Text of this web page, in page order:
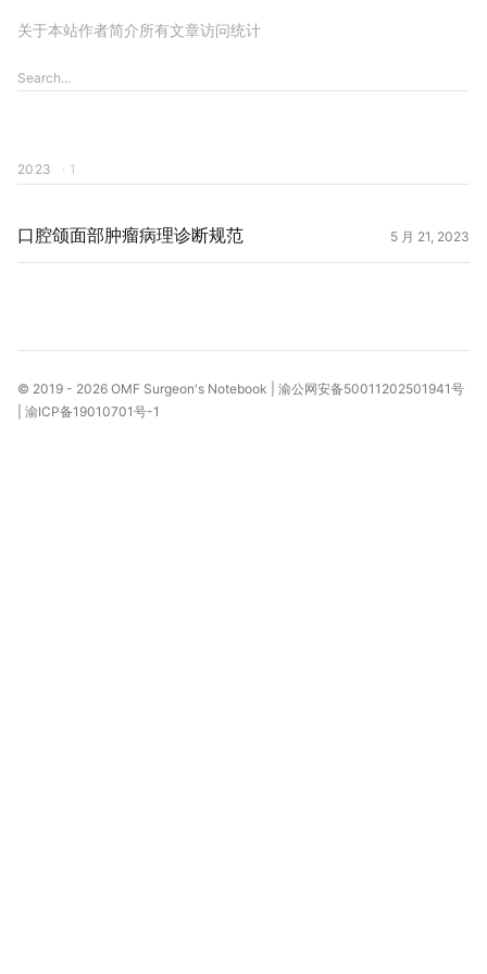
关于本站作者简介所有文章访问统计
2023 · 1
口腔颌面部肿瘤病理诊断规范 5 月 21, 2023
© 2019 - 2026 OMF Surgeon's Notebook
渝公网安备50011202501941号
渝ICP备19010701号-1